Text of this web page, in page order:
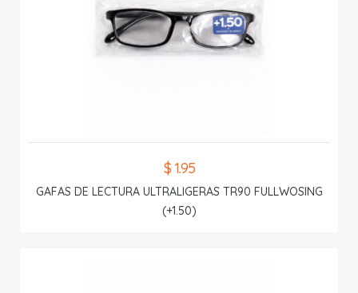
$ 1.95
GAFAS DE LECTURA ULTRALIGERAS TR90 FULLWOSING
(+1.50)